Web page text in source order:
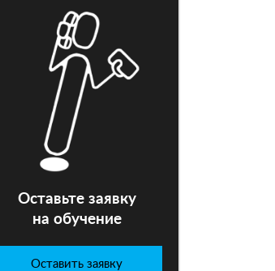
Оставьте заявку
на обучение
Оставить заявку